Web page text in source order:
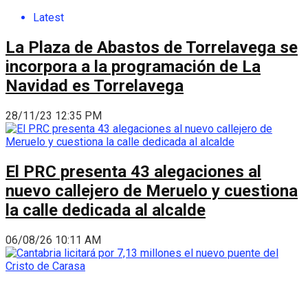
Latest
La Plaza de Abastos de Torrelavega se
incorpora a la programación de La
Navidad es Torrelavega
28/11/23 12:35 PM
El PRC presenta 43 alegaciones al
nuevo callejero de Meruelo y cuestiona
la calle dedicada al alcalde
06/08/26 10:11 AM